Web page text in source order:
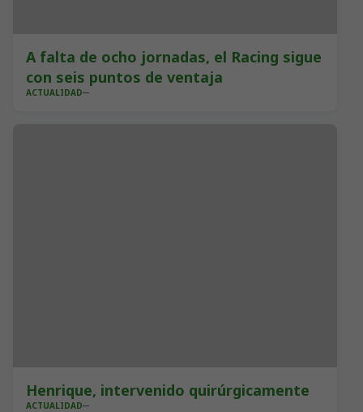
A falta de ocho jornadas, el Racing sigue
con seis puntos de ventaja
ACTUALIDAD
Henrique, intervenido quirúrgicamente
ACTUALIDAD